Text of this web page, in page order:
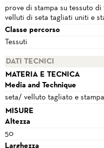
prove di stampa su tessuto
velluti di seta tagliati uniti e
Classe percorso
Tessuti
DATI TECNICI
MATERIA E TECNICA
Media and Technique
seta/ velluto tagliato e stampa
MISURE
Altezza
50
Larghezza